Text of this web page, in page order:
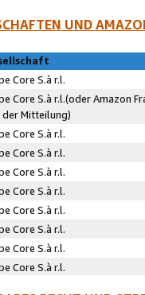
UND
Core S.à r.l.
Core S.à r.l.(oder Amazon
Mitteilung)
Core S.à r.l.
Core S.à r.l.
Core S.à r.l.
Core S.à r.l.
Core S.à r.l.
Core S.à r.l.
Core S.à r.l.
Core S.à r.l.